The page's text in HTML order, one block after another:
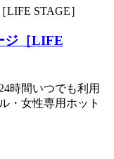
ジ［LIFE
時間いつでも利用
・女性専用ホット